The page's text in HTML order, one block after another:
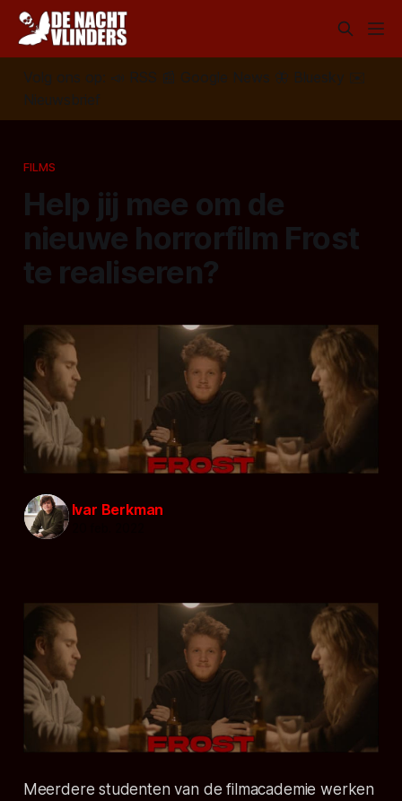
Volg ons op: 📣 RSS 📰 Google News 🦋 Bluesky
✉️
Nieuwsbrief
FILMS
Help jij mee om de
nieuwe horrorfilm Frost
te realiseren?
Ivar Berkman
Meerdere studenten van de filmacademie werken